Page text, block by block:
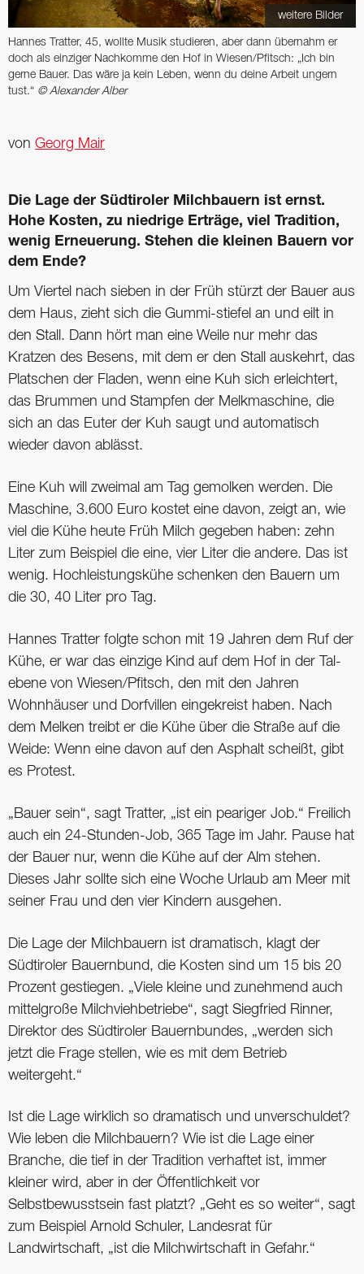
weitere Bilder
Hannes Tratter, 45, wollte Musik studieren, aber dann übernahm er
doch als einziger Nachkomme den Hof in Wiesen/Pfitsch: „Ich bin
gerne Bauer. Das wäre ja kein Leben, wenn du deine Arbeit ungern
tust.“ © Alexander Alber
von Georg Mair
Die Lage der Südtiroler Milchbauern ist ernst.
Hohe ­Kosten, zu niedrige Erträge, viel Tradition,
wenig ­Erneuerung. Stehen die kleinen Bauern vor
dem Ende?
Um Viertel nach sieben in der Früh stürzt der Bauer aus
dem Haus, zieht sich die Gummi-stiefel an und eilt in
den Stall. Dann hört man eine Weile nur mehr das
Kratzen des Besens, mit dem er den Stall auskehrt, das
Platschen der Fladen, wenn eine Kuh sich erleichtert,
das Brummen und Stampfen der Melkmaschine, die
sich an das Euter der Kuh saugt und automatisch
wieder davon ablässt.
Eine Kuh will zweimal am Tag gemolken werden. Die
Maschine, 3.600 Euro kostet eine davon, zeigt an, wie
viel die Kühe heute Früh Milch gegeben haben: zehn
Liter zum Beispiel die eine, vier Liter die andere. Das ist
wenig. Hochleistungskühe schenken den Bauern um
die 30, 40 Liter pro Tag.
Hannes Tratter folgte schon mit 19 Jahren dem Ruf der
Kühe, er war das einzige Kind auf dem Hof in der Tal-
ebene von Wiesen/Pfitsch, den mit den Jahren
Wohnhäuser und Dorfvillen eingekreist haben. Nach
dem Melken treibt er die Kühe über die Straße auf die
Weide: Wenn eine davon auf den Asphalt scheißt, gibt
es Protest.
„Bauer sein“, sagt Tratter, „ist ein peariger Job.“ Freilich
auch ein 24-Stunden-Job, 365 Tage im Jahr. Pause hat
der Bauer nur, wenn die Kühe auf der Alm stehen.
Dieses Jahr sollte sich eine Woche Urlaub am Meer mit
seiner Frau und den vier Kindern ausgehen.
Die Lage der Milchbauern ist dramatisch, klagt der
Südtiroler Bauernbund, die Kosten sind um 15 bis 20
Prozent gestiegen. „Viele kleine und zunehmend auch
mittelgroße Milchviehbetriebe“, sagt Siegfried Rinner,
Direktor des Südtiroler Bauernbundes, „werden sich
jetzt die Frage stellen, wie es mit dem Betrieb
weitergeht.“
Ist die Lage wirklich so dramatisch und unverschuldet?
Wie leben die Milchbauern? Wie ist die Lage einer
Branche, die tief in der Tradition verhaftet ist, immer
kleiner wird, aber in der Öffentlichkeit vor
Selbstbewusstsein fast platzt? „Geht es so weiter“, sagt
zum Beispiel Arnold Schuler, Landesrat für
Landwirtschaft, „ist die Milchwirtschaft in Gefahr.“